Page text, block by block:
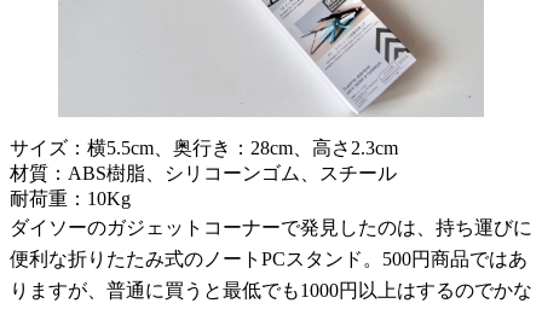
サイズ：横5.5cm、奥行き：28cm、高さ2.3cm
材質：ABS樹脂、シリコーンゴム、スチール
耐荷重：10Kg
ダイソーのガジェットコーナーで発見したのは、持ち運びに
便利な折りたたみ式のノートPCスタンド。500円商品ではあ
りますが、普通に買うと最低でも1000円以上はするのでかな